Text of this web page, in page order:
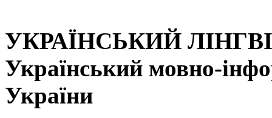
УКРАЇНСЬКИЙ
Український мовно-
України